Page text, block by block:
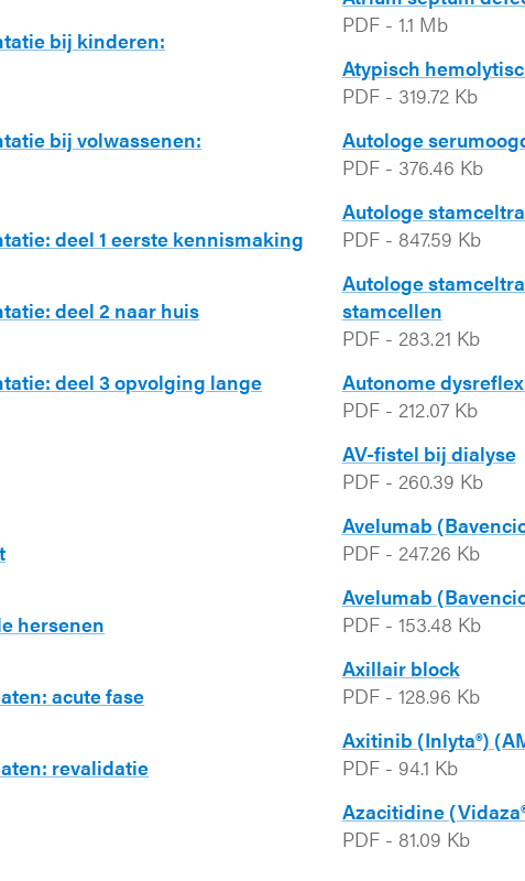
bij kinderen:
bij volwassenen:
deel 1 eerste kennismaking
deel 2 naar huis
deel 3 opvolging lange
hersenen
acute fase
revalidatie
PDF- 1.1 Mb
Atypisch
PDF- 319.72 Kb
Autologe
PDF- 376.46 Kb
Autologe
PDF- 847.59 Kb
Autologe
stamcellen
PDF- 283.21 Kb
Autonome
PDF- 212.07 Kb
AV-fistel bij dialyse
PDF- 260.39 Kb
Avelumab
PDF- 247.26 Kb
Avelumab
PDF- 153.48 Kb
Axillair block
PDF- 128.96 Kb
Axitinib (Inlyta®)
PDF- 94.1 Kb
Azacitidine
PDF- 81.09 Kb